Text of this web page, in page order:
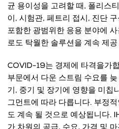
균 용이성을 고려할 때, 폴리스
이, 시험관, 페트리 접시, 진단
포함한 광범위한 응용 분야에
로도 탁월한 솔루션을 계속 제
COVID-19는 경제에 타격을가
부문에서 다운 스트림 수요를
기, 중기 및 장기에 영향을 미칩
그먼트에 따라 다릅니다. 부정
도 계속 될 것으로 예상됩니다.